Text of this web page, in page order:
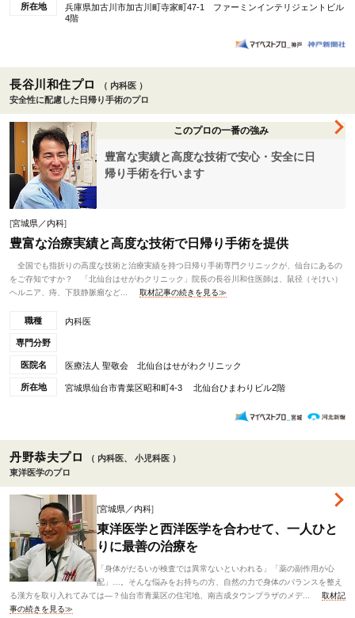
所在地
兵庫県加古川市加古川町寺家町47-1 ファーミンインテリジェントビル
4階
長谷川和住プロ
（ 内科医 ）
安全性に配慮した日帰り手術のプロ
このプロの一番の強み
豊富な実績と高度な技術で安心・安全に日
帰り手術を行います
[宮城県／内科]
豊富な治療実績と高度な技術で日帰り手術を提供
全国でも指折りの高度な技術と治療実績を持つ日帰り手術専門クリニックが、仙台にあるの
をご存知ですか？ 「北仙台はせがわクリニック」院長の長谷川和住医師は、鼠径（そけい）
ヘルニア、痔、下肢静脈瘤など...
取材記事の続きを見る≫
職種 内科医
専門分野
医院名 医療法人 聖敬会 北仙台はせがわクリニック
所在地 宮城県仙台市青葉区昭和町4-3 北仙台ひまわりビル2階
丹野恭夫プロ
（ 内科医、 小児科医 ）
東洋医学のプロ
[宮城県／内科]
東洋医学と西洋医学を合わせて、一人ひと
りに最善の治療を
「身体がだるいが検査では異常ないといわれる」「薬の副作用が心
配」…。そんな悩みをお持ちの方、自然の力で身体のバランスを整え
る漢方を取り入れてみては―？仙台市青葉区の住宅地、南吉成タウンプラザのメデ...
取材記
事の続きを見る≫